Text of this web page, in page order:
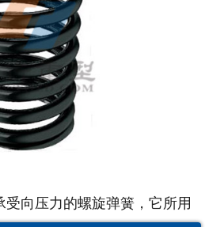
- 福建砂石筛
- 福建直线筛
- 福建香蕉筛
福建给料设备
受向压力的螺旋弹簧，它所用